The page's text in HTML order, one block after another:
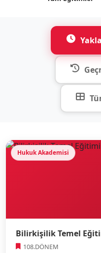
Hukuk Akademisi
Bilirkişilik Temel
108.DÖNEM